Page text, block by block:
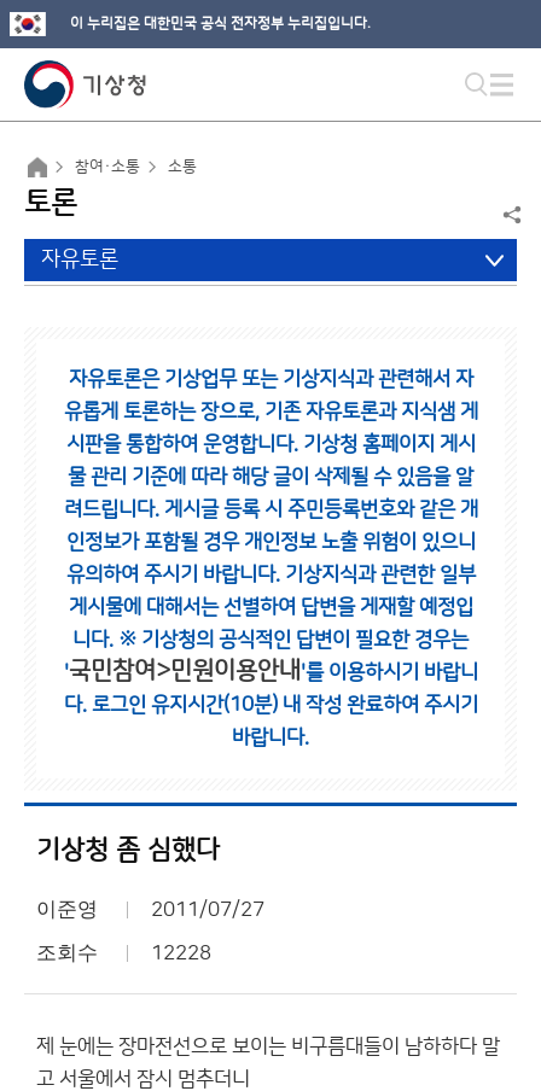
이 누리집은 대한민국 공식 전자정부 누리집입니다.
참여·소통 소통
토론
자유토론
자유토론은 기상업무 또는 기상지식과 관련해서 자
유롭게 토론하는 장으로, 기존 자유토론과 지식샘 게
시판을 통합하여 운영합니다. 기상청 홈페이지 게시
물 관리 기준에 따라 해당 글이 삭제될 수 있음을 알
려드립니다. 게시글 등록 시 주민등록번호와 같은 개
인정보가 포함될 경우 개인정보 노출 위험이 있으니
유의하여 주시기 바랍니다. 기상지식과 관련한 일부
게시물에 대해서는 선별하여 답변을 게재할 예정입
니다. ※ 기상청의 공식적인 답변이 필요한 경우는
'국민참여>민원이용안내 '를 이용하시기 바랍니
다. 로그인 유지시간(10분) 내 작성 완료하여 주시기
바랍니다.
기상청 좀 심했다
이준영 2011/07/27
조회수 12228
제 눈에는 장마전선으로 보이는 비구름대들이 남하하다 말
고 서울에서 잠시 멈추더니